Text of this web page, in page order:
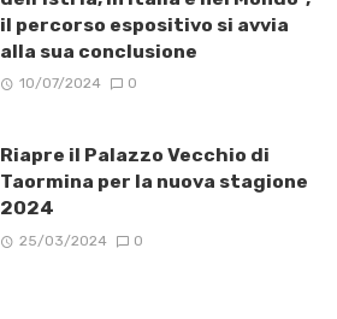
il percorso espositivo si avvia
alla sua conclusione
10/07/2024 0
Riapre il Palazzo Vecchio di
Taormina per la nuova stagione
2024
25/03/2024 0